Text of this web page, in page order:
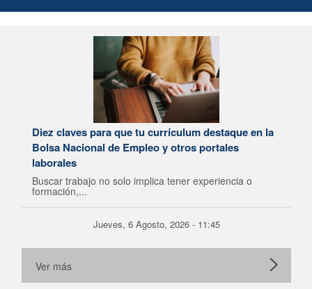
Diez claves para que tu currículum destaque en la
Bolsa Nacional de Empleo y otros portales
laborales
Buscar trabajo no solo implica tener experiencia o
formación,...
Jueves, 6 Agosto, 2026 - 11:45
Ver más